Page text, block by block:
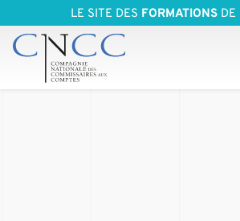
LE SITE DES FORMATIONS DE